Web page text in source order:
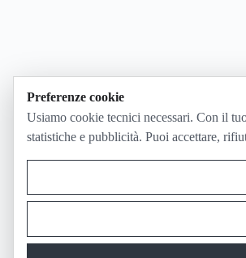
Preferenze cookie
Usiamo cookie tecnici necessari. Con il
statistiche e pubblicità. Puoi accettare,